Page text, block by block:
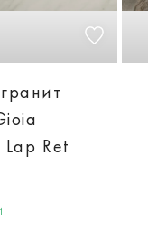
Ret